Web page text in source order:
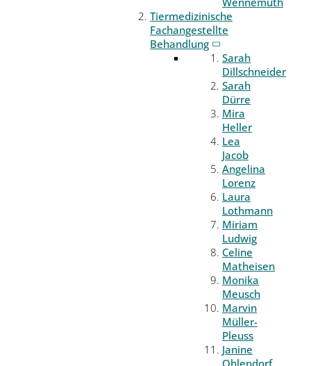
Tiermedizinische
Fachangestellte
Behandlung
Sarah
Dillschneider
Sarah
Dürre
Mira
Heller
Lea
Jacob
Angelina
Lorenz
Laura
Lothmann
Miriam
Ludwig
Celine
Matheisen
Monika
Meusch
Marvin
Müller-
Pleuss
Janine
Ohlendorf